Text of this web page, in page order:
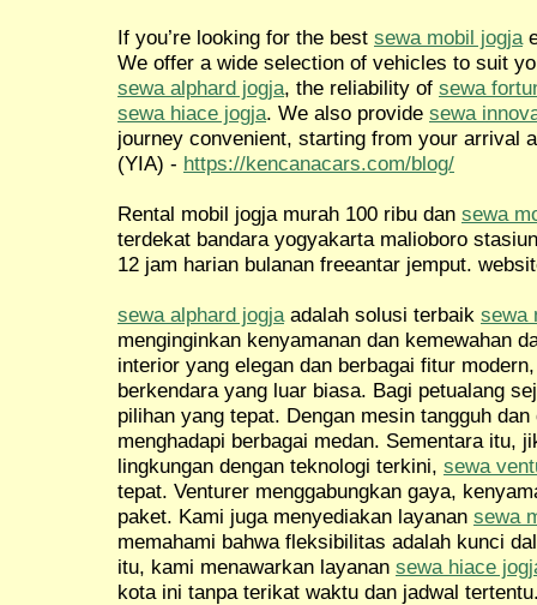
If you’re looking for the best sewa mobil jogja
We offer a wide selection of vehicles to suit
sewa alphard jogja, the reliability of sewa
sewa hiace jogja. We also provide sewa
journey convenient, starting from your arrival
(YIA) - https://kencanacars.com/blog/
Rental mobil jogja murah 100 ribu dan sewa
terdekat bandara yogyakarta malioboro
12 jam harian bulanan freeantar jemput.
sewa alphard jogja adalah solusi terbaik sewa
menginginkan kenyamanan dan kemewahan
interior yang elegan dan berbagai fitur
berkendara yang luar biasa. Bagi petualang
pilihan yang tepat. Dengan mesin tangguh
menghadapi berbagai medan. Sementara itu,
lingkungan dengan teknologi terkini, sewa
tepat. Venturer menggabungkan gaya,
paket. Kami juga menyediakan layanan sewa
memahami bahwa fleksibilitas adalah kunci
itu, kami menawarkan layanan sewa hiace
kota ini tanpa terikat waktu dan jadwal